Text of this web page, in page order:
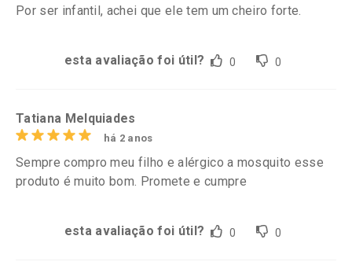
Por ser infantil, achei que ele tem um cheiro forte.
esta avaliação foi útil? 0 0
Tatiana Melquiades
há 2 anos
Sempre compro meu filho e alérgico a mosquito esse
produto é muito bom. Promete e cumpre
esta avaliação foi útil? 0 0